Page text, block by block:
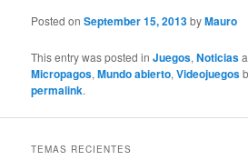
Posted onSeptember 15, 2013byMauro
This entry was posted inJuegos,Noticias
Micropagos,Mundo abierto,Videojuegos
permalink.
TEMAS RECIENTES